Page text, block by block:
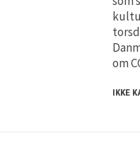
om
IKKE